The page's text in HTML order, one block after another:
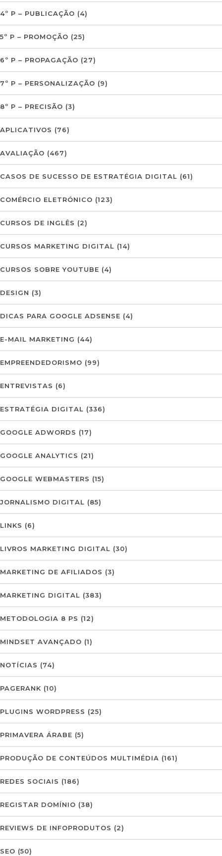
4º P – PUBLICAÇÃO (4)
5º P – PROMOÇÃO (25)
6º P – PROPAGAÇÃO (27)
7º P – PERSONALIZAÇÃO (9)
8º P – PRECISÃO (3)
APLICATIVOS (76)
AVALIAÇÃO (467)
CASOS DE SUCESSO DE ESTRATÉGIA DIGITAL (61)
COMÉRCIO ELETRÓNICO (123)
CURSOS DE INGLÊS (2)
CURSOS MARKETING DIGITAL (14)
CURSOS SOBRE YOUTUBE (4)
DESIGN (3)
DICAS PARA GOOGLE ADSENSE (4)
E-MAIL MARKETING (44)
EMPREENDEDORISMO (99)
ENTREVISTAS (6)
ESTRATÉGIA DIGITAL (336)
GOOGLE ADWORDS (17)
GOOGLE ANALYTICS (21)
GOOGLE WEBMASTERS (15)
JORNALISMO DIGITAL (85)
LINKS (6)
LIVROS MARKETING DIGITAL (30)
MARKETING DE AFILIADOS (3)
MARKETING DIGITAL (383)
METODOLOGIA 8 PS (12)
MINDSET AVANÇADO (1)
NOTÍCIAS (74)
PAGERANK (10)
PLUGINS WORDPRESS (25)
PRIMAVERA ÁRABE (5)
PRODUÇÃO DE CONTEÚDOS MULTIMÉDIA (161)
REDES SOCIAIS (186)
REGISTAR DOMÍNIO (38)
REVIEWS DE INFOPRODUTOS (2)
SEO (50)